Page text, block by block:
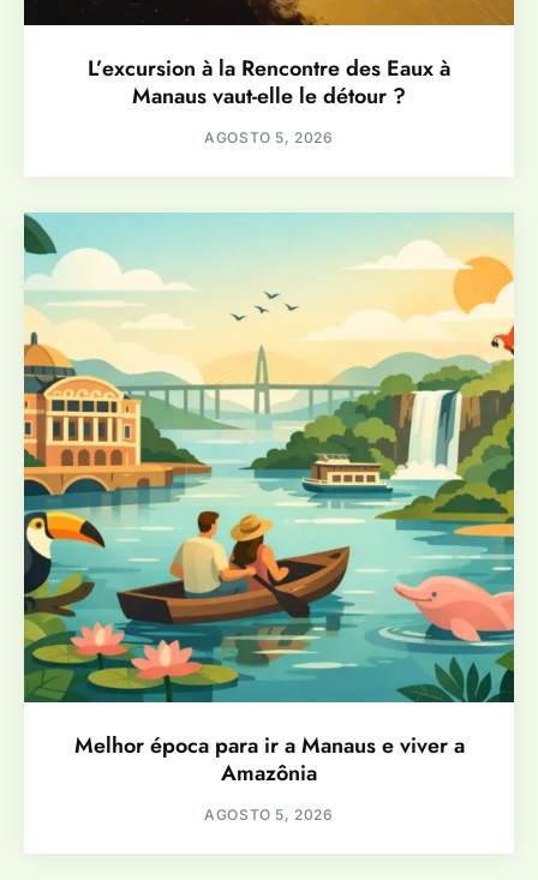
L’excursion à la Rencontre des Eaux à
Manaus vaut-elle le détour ?
AGOSTO 5, 2026
Melhor época para ir a Manaus e viver a
Amazônia
AGOSTO 5, 2026